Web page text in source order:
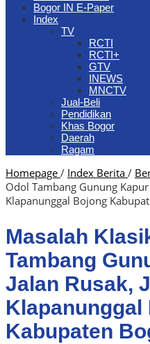
Bogor IN E-Paper
Index
TV
RCTI
RCTI+
GTV
INEWS
MNCTV
Jual-Beli
Pendidikan
Khas Bogor
Daerah
Ragam
Homepage / Index Berita /
Odol Tambang Gunung
Klapanunggal Bojong
Masalah
Tambang
Jalan Rusak,
Klapanunggal
Kabupaten